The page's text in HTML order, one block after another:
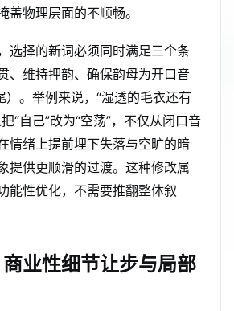
盖物理层面的不顺畅。
选择的新词必须同时满足三个条
、维持押韵、确保韵母为开口音
）。举例来说，“湿透的毛衣还有
“自己”改为“空荡”，不仅从闭口音
情绪上提前埋下失落与空旷的暗
提供更顺滑的过渡。这种修改属
能性优化，不需要推翻整体叙
业性细节让步与局部